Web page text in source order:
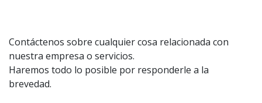
Contáctenos sobre cualquier cosa relacionada con
nuestra empresa o servicios.
Haremos todo lo posible por responderle a la
brevedad.